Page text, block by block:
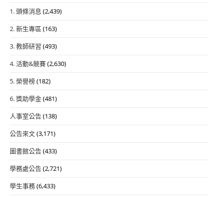
1. 頭條消息 (2,439)
2. 新生專區 (163)
3. 教師研習 (493)
4. 活動&競賽(2,630)
5. 榮譽榜(182)
6. 獎助學金(481)
人事室公告(138)
公告來文(3,171)
圖書館公告(433)
學務處公告(2,721)
學生事務(6,433)